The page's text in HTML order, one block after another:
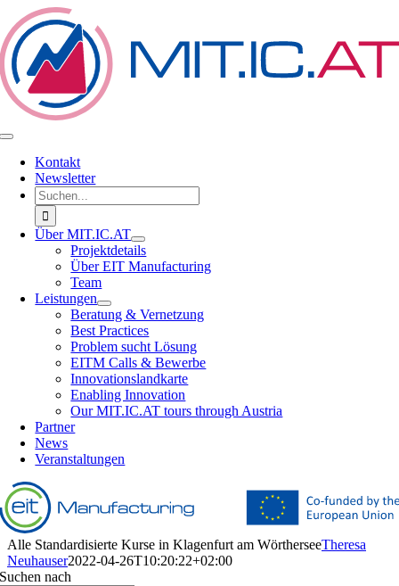
Zum
Inhalt
springen
Toggle
NavigationKontakt
Newsletter
Suche
nach:
Über MIT.IC.AT
Projektdetails
Über EIT Manufacturing
Team
Leistungen
Beratung & Vernetzung
Best Practices
Problem sucht Lösung
EITM Calls & Bewerbe
Innovationslandkarte
Enabling Innovation
Our MIT.IC.AT tours through Austria
Partner
News
Veranstaltungen
Alle Standardisierte Kurse in Klagenfurt am WörtherseeTheresa
Neuhauser2022-04-26T10:20:22+02:00
Suchen nach